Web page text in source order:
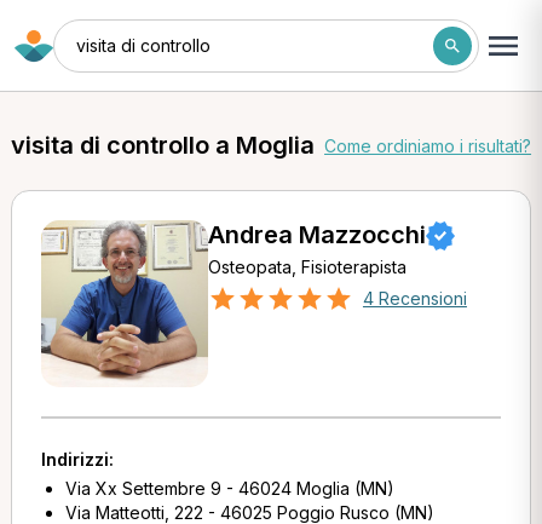
visita di controllo
visita di controllo a Moglia Come ordiniamo i risultati?
Andrea Mazzocchi
Osteopata, Fisioterapista
4 Recensioni
Indirizzi:
Via Xx Settembre 9 - 46024 Moglia (MN)
Via Matteotti, 222 - 46025 Poggio Rusco (MN)